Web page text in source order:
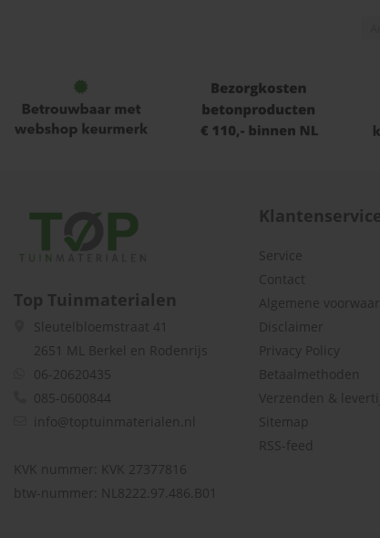
Top Tuinmaterialen
Sleutelbloemstraat 41
2651 ML Berkel en Rodenrijs
06-20620435
085-0600844
info@toptuinmaterialen.nl
KVK nummer: KVK 27377816
btw-nummer: NL8222.97.486.B01
Klantenservice
Service
Contact
Algemene
Disclaimer
Privacy Policy
Betaalmethoden
Verzenden &
Sitemap
RSS-feed